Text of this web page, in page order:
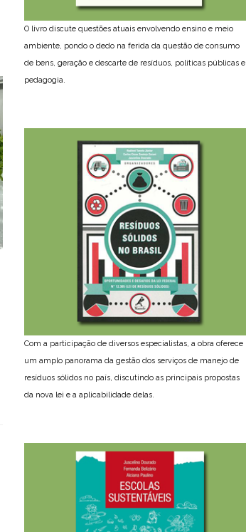
O livro discute questões atuais envolvendo ensino e meio
ambiente, pondo o dedo na ferida da questão de consumo
de bens, geração e descarte de resíduos, políticas públicas e
pedagogia.
Com a participação de diversos especialistas, a obra oferece
um amplo panorama da gestão dos serviços de manejo de
resíduos sólidos no país, discutindo as principais propostas
da nova lei e a aplicabilidade delas.